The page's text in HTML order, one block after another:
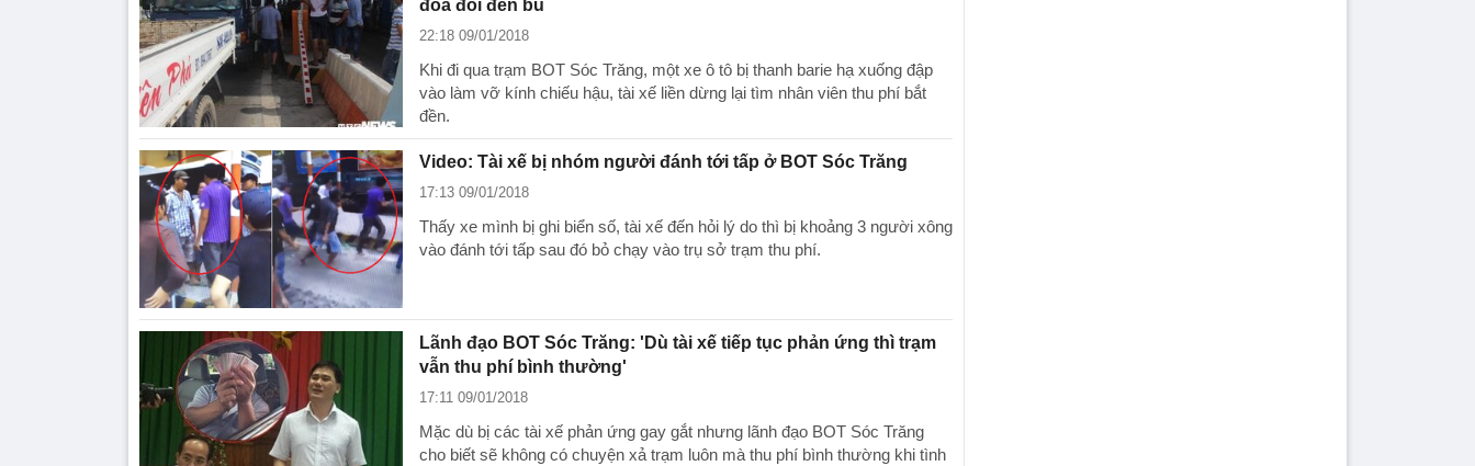
đóa đòi đền bù
22:18 09/01/2018
Khi đi qua trạm BOT Sóc Trăng, một xe ô tô bị thanh barie hạ xuống đập
vào làm vỡ kính chiếu hậu, tài xế liền dừng lại tìm nhân viên thu phí bắt
đền.
Video: Tài xế bị nhóm người đánh tới tấp ở BOT Sóc Trăng
17:13 09/01/2018
Thấy xe mình bị ghi biển số, tài xế đến hỏi lý do thì bị khoảng 3 người xông
vào đánh tới tấp sau đó bỏ chạy vào trụ sở trạm thu phí.
Lãnh đạo BOT Sóc Trăng: 'Dù tài xế tiếp tục phản ứng thì trạm
vẫn thu phí bình thường'
17:11 09/01/2018
Mặc dù bị các tài xế phản ứng gay gắt nhưng lãnh đạo BOT Sóc Trăng
cho biết sẽ không có chuyện xả trạm luôn mà thu phí bình thường khi tình